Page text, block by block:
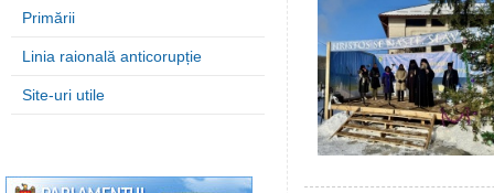
Primării
Linia raională anticorupție
Site-uri utile